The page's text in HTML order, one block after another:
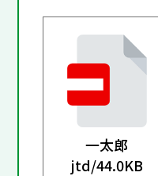
一太郎
jtd/44.0KB